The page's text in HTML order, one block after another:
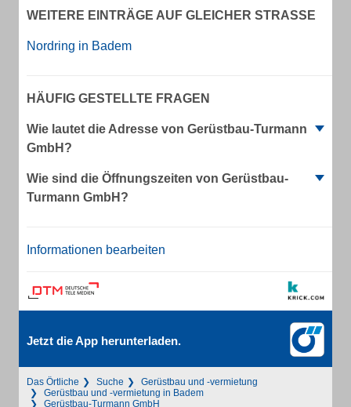
WEITERE EINTRÄGE AUF GLEICHER STRASSE
Nordring in Badem
HÄUFIG GESTELLTE FRAGEN
Wie lautet die Adresse von Gerüstbau-Turmann
GmbH?
Wie sind die Öffnungszeiten von Gerüstbau-
Turmann GmbH?
Informationen bearbeiten
Jetzt die App herunterladen.
Das Örtliche Suche
Gerüstbau und -vermietung
Gerüstbau und -vermietung in Badem
Gerüstbau-Turmann GmbH